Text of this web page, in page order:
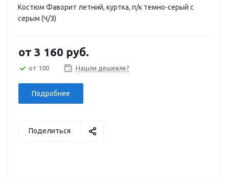
Костюм Фаворит летний, куртка, п/к темно-серый с
серым (Ч/З)
от 3 160 руб.
от 100 Нашли дешевле?
Подробнее
Поделиться